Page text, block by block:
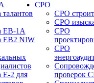
талантов
EB-1A
EB2 NIW
E-2 для
СРО
СРО
СРО
СРО
СРО
проверок